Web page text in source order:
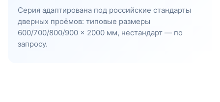
Серия адаптирована под российские стандарты
дверных проёмов: типовые размеры
600/700/800/900 × 2000 мм, нестандарт — по
запросу.